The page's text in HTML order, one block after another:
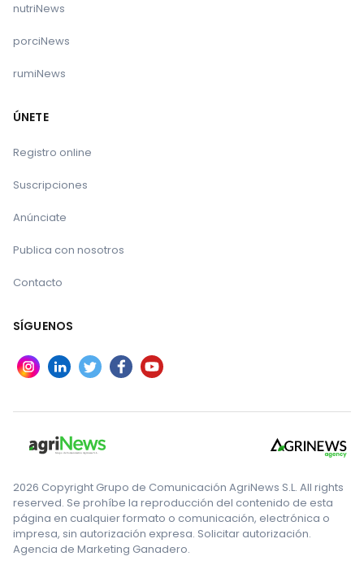
nutriNews
porciNews
rumiNews
ÚNETE
Registro online
Suscripciones
Anúnciate
Publica con nosotros
Contacto
SÍGUENOS
2026 Copyright Grupo de Comunicación AgriNews S.L. All rights
reserved. Se prohíbe la reproducción del contenido de esta
página en cualquier formato o comunicación, electrónica o
impresa, sin autorización expresa. Solicitar autorización.
Agencia de Marketing Ganadero.